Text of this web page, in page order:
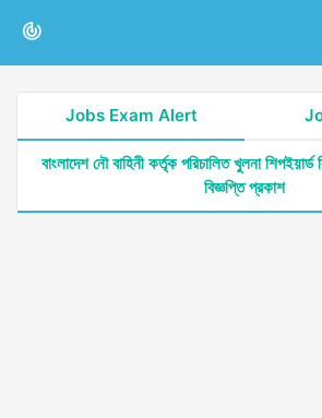
Jobs Exam Alert
বাংলাদেশ নৌ বাহিনী কর্তৃক পরিচালিত খুলনা
বিজ্ঞপ্তি প্রকাশ